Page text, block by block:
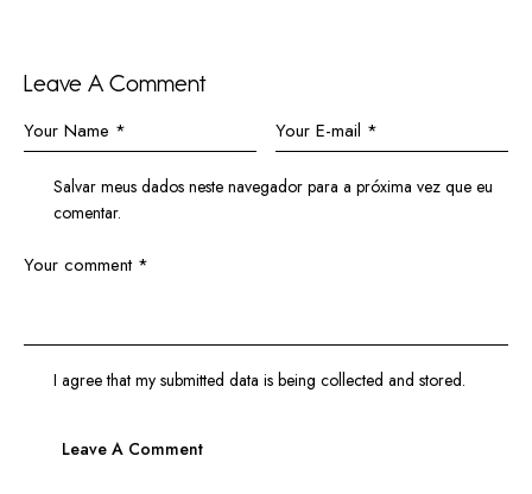
Leave A Comment
Salvar meus dados neste navegador para a próxima vez que eu
comentar.
I agree that my submitted data is beingcollected and stored.